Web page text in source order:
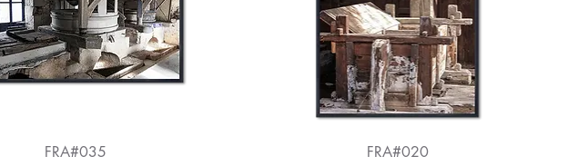
FRA#035 FRA#020